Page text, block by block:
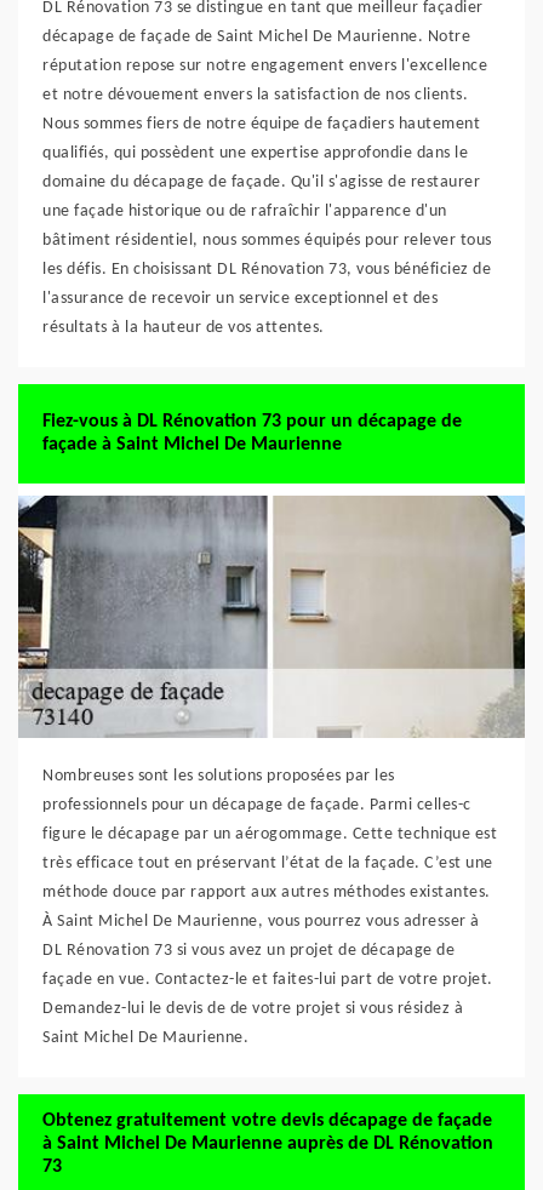
DL Rénovation 73 se distingue en tant que meilleur façadier
décapage de façade de Saint Michel De Maurienne. Notre
réputation repose sur notre engagement envers l'excellence
et notre dévouement envers la satisfaction de nos clients.
Nous sommes fiers de notre équipe de façadiers hautement
qualifiés, qui possèdent une expertise approfondie dans le
domaine du décapage de façade. Qu'il s'agisse de restaurer
une façade historique ou de rafraîchir l'apparence d'un
bâtiment résidentiel, nous sommes équipés pour relever tous
les défis. En choisissant DL Rénovation 73, vous bénéficiez de
l'assurance de recevoir un service exceptionnel et des
résultats à la hauteur de vos attentes.
Fiez-vous à DL Rénovation 73 pour un décapage de
façade à Saint Michel De Maurienne
Nombreuses sont les solutions proposées par les
professionnels pour un décapage de façade. Parmi celles-c
figure le décapage par un aérogommage. Cette technique est
très efficace tout en préservant l’état de la façade. C’est une
méthode douce par rapport aux autres méthodes existantes.
À Saint Michel De Maurienne, vous pourrez vous adresser à
DL Rénovation 73 si vous avez un projet de décapage de
façade en vue. Contactez-le et faites-lui part de votre projet.
Demandez-lui le devis de de votre projet si vous résidez à
Saint Michel De Maurienne.
Obtenez gratuitement votre devis décapage de façade
à Saint Michel De Maurienne auprès de DL Rénovation
73